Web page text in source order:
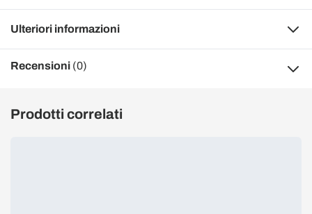
Ulteriori informazioni
Recensioni (0)
Prodotti correlati